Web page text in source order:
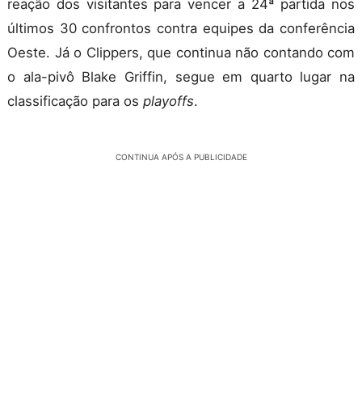
reação dos visitantes para vencer a 24ª partida nos
últimos 30 confrontos contra equipes da conferência
Oeste. Já o Clippers, que continua não contando com
o ala-pivô Blake Griffin, segue em quarto lugar na
classificação para os playoffs.
CONTINUA APÓS A PUBLICIDADE